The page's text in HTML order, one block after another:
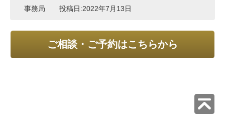
事務局 投稿日:2022年7月13日
ご相談・ご予約はこちらから